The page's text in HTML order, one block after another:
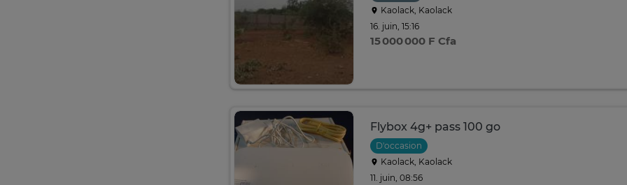
Kaolack, Kaolack
16. juin, 15:16
15 000 000 F Cfa
Flybox 4g+ pass 100 go
D'occasion
Kaolack, Kaolack
11. juin, 08:56